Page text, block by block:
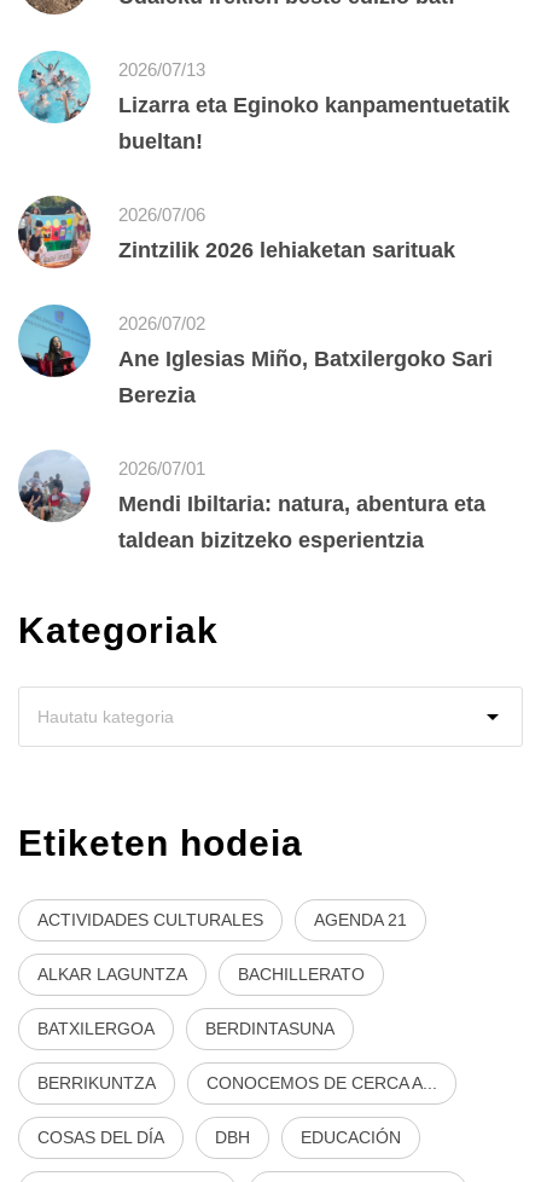
2026/07/13
Lizarra eta Eginoko kanpamentuetatik
bueltan!
2026/07/06
Zintzilik 2026 lehiaketan sarituak
2026/07/02
Ane Iglesias Miño, Batxilergoko Sari
Berezia
2026/07/01
Mendi Ibiltaria: natura, abentura eta
taldean bizitzeko esperientzia
Kategoriak
Etiketen hodeia
ACTIVIDADES CULTURALES AGENDA 21
ALKAR LAGUNTZA BACHILLERATO
BATXILERGOA BERDINTASUNA
BERRIKUNTZA CONOCEMOS DE CERCA A...
COSAS DEL DÍA DBH EDUCACIÓN